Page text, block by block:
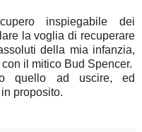
inspiegabile dei
la voglia di recuperare
della mia infanzia,
il mitico Bud Spencer.
quello ad uscire, ed
proposito.